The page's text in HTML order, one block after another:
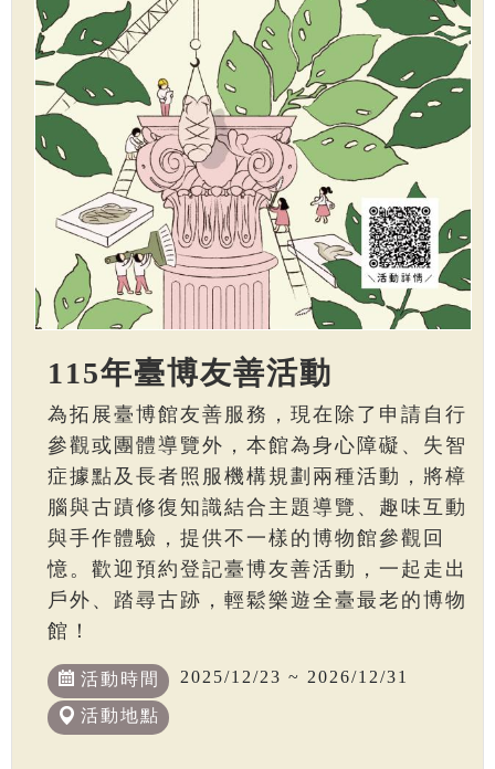
115年臺博友善活動
為拓展臺博館友善服務，現在除了申請自行
參觀或團體導覽外，本館為身心障礙、失智
症據點及長者照服機構規劃兩種活動，將樟
腦與古蹟修復知識結合主題導覽、趣味互動
與手作體驗，提供不一樣的博物館參觀回
憶。歡迎預約登記臺博友善活動，一起走出
戶外、踏尋古跡，輕鬆樂遊全臺最老的博物
館！
活動時間 2025/12/23 ~ 2026/12/31
活動地點